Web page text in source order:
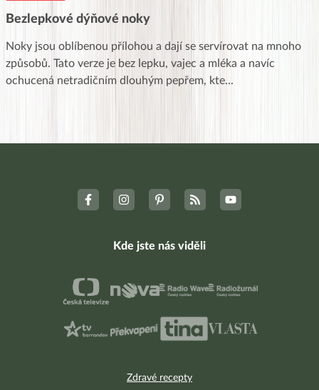
Bezlepkové dýňové noky
Noky jsou oblíbenou přílohou a dají se servírovat na mnoho
způsobů. Tato verze je bez lepku, vajec a mléka a navíc
ochucená netradičním dlouhým pepřem, kte...
Zdravé recepty
Kde jste nás viděli